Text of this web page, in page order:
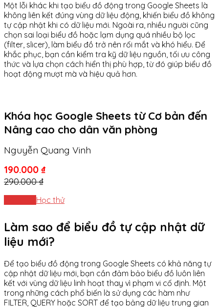
Một lỗi khác khi tạo biểu đồ động trong Google Sheets là
không liên kết đúng vùng dữ liệu động, khiến biểu đồ không
tự cập nhật khi có dữ liệu mới. Ngoài ra, nhiều người cũng
chọn sai loại biểu đồ hoặc lạm dụng quá nhiều bộ lọc
(filter, slicer), làm biểu đồ trở nên rối mắt và khó hiểu. Để
khắc phục, bạn cần kiểm tra kỹ dữ liệu nguồn, tối ưu công
thức và lựa chọn cách hiển thị phù hợp, từ đó giúp biểu đồ
hoạt động mượt mà và hiệu quả hơn.
Khóa học Google Sheets từ Cơ bản đến
Nâng cao cho dân văn phòng
Nguyễn Quang Vinh
190.000 ₫
290.000 ₫
Học thử
Làm sao để biểu đồ tự cập nhật dữ
liệu mới?
Để tạo biểu đồ động trong Google Sheets có khả năng tự
cập nhật dữ liệu mới, bạn cần đảm bảo biểu đồ luôn liên
kết với vùng dữ liệu linh hoạt thay vì phạm vi cố định. Một
trong những cách phổ biến là sử dụng các hàm như
FILTER, QUERY hoặc SORT để tạo bảng dữ liệu trung gian